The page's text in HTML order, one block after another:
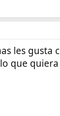
les gusta
que quiera